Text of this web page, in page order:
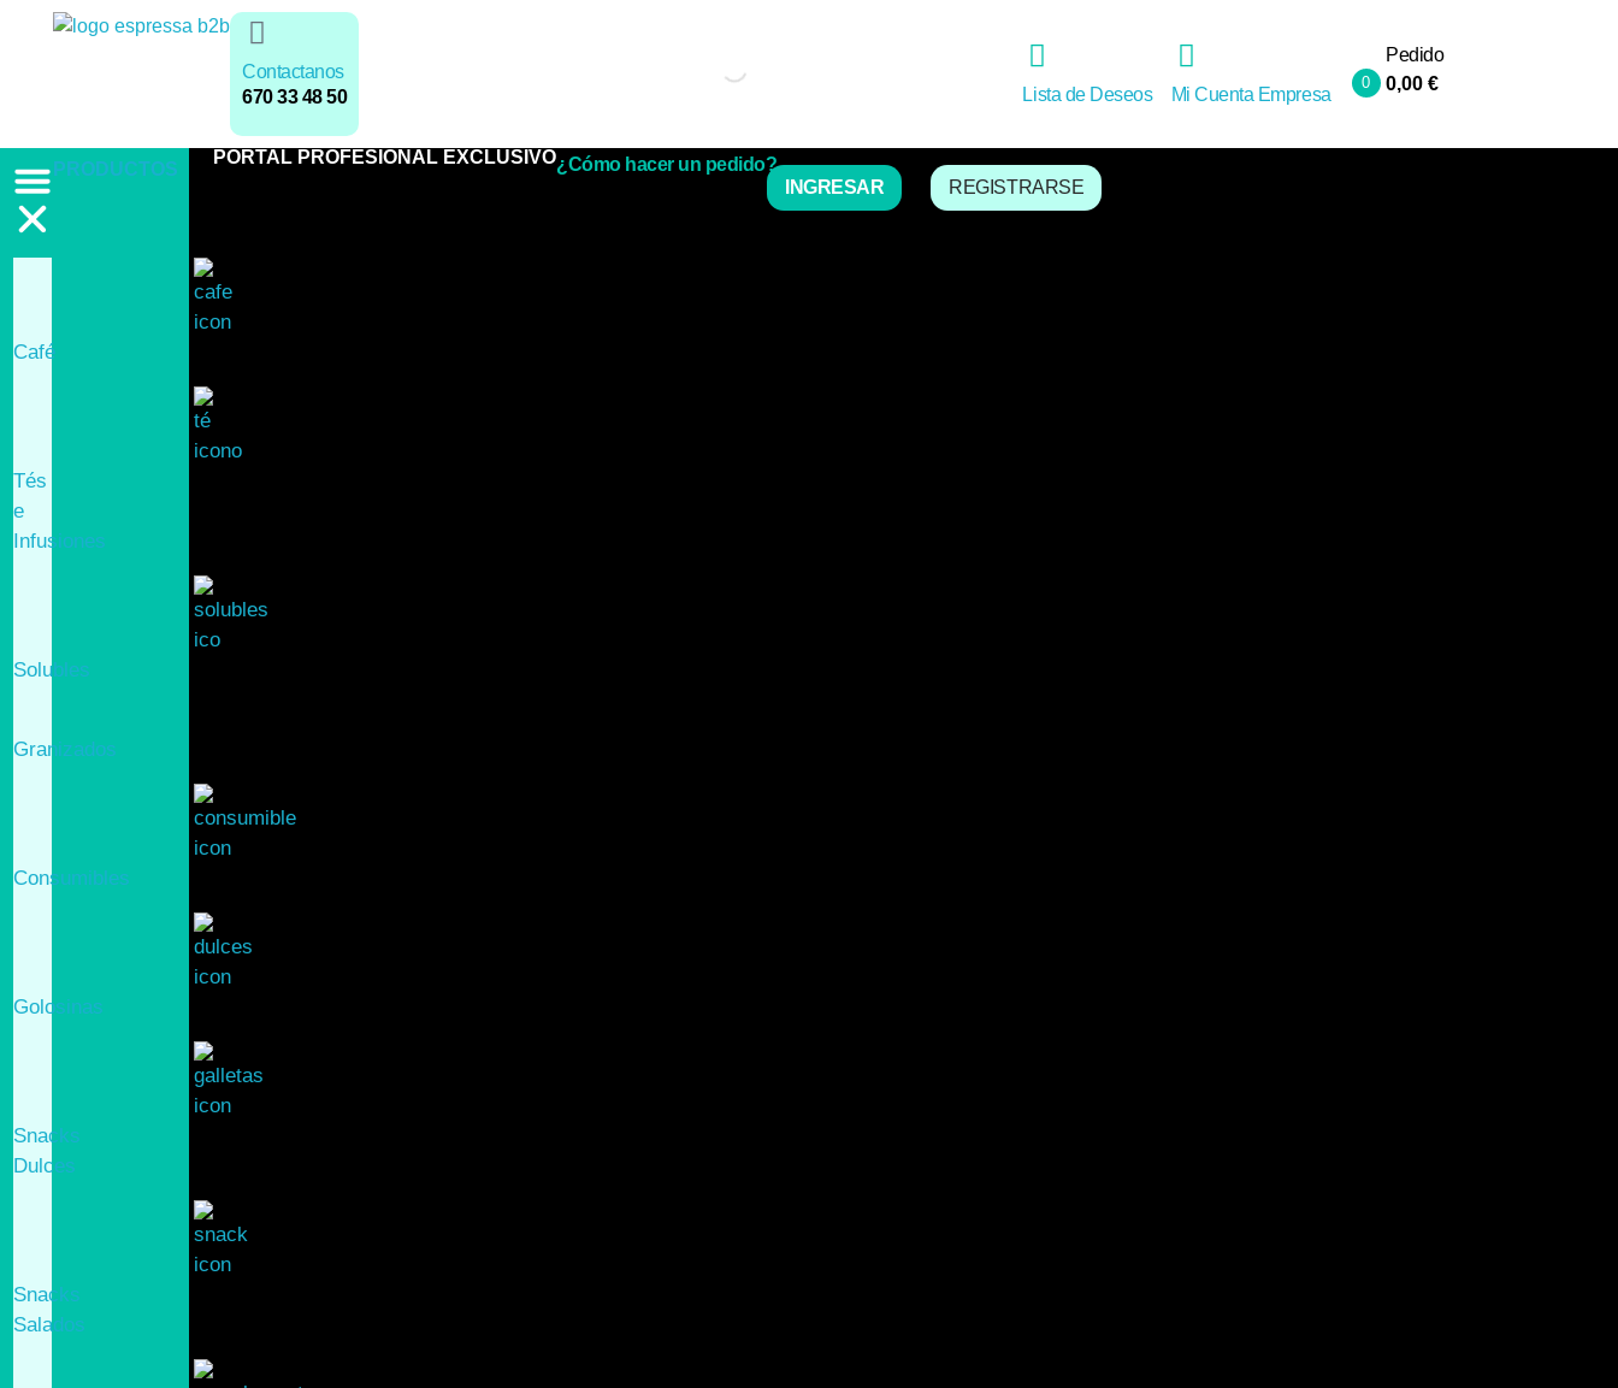
Contactanos
670 33 48 50
Lista de Deseos Mi Cuenta Empresa
0
Pedido
0,00€
Café
Tés
e
Infusiones
Solubles
Granizados
Consumibles
Golosinas
Snacks
Dulces
Snacks
Salados
PRODUCTOS
PORTAL PROFESIONAL EXCLUSIVO¿Cómo hacer un pedido?
INGRESAR
REGISTRARSE